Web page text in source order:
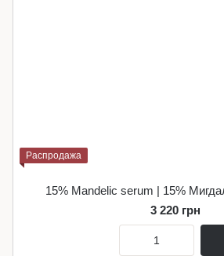
Распродажа
15% Mandelic serum | 15%
3 220 грн